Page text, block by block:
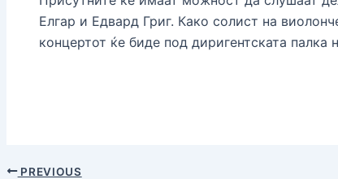
Елгар и Едвард Григ. Како солист на
концертот ќе биде под диригентската
PREVIOUS